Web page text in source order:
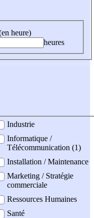
heure)
heures
Industrie
Informatique /
Télécommunication (1)
Installation / Maintenance
Marketing / Stratégie
commerciale
Ressources Humaines
Santé